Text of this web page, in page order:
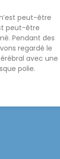
peut-être
peut-être
Pendant des
regardé le
avec une
polie.